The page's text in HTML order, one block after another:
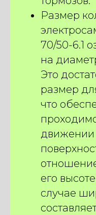
Размер
70/50-6.1
на
Это
размер
что
его
случае